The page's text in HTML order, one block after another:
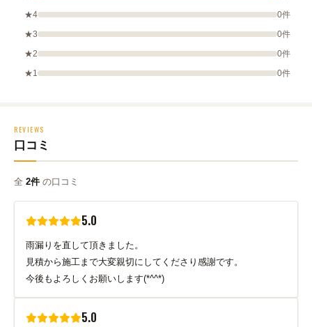
★4
0件
★3
0件
★2
0件
★1
0件
REVIEWS
口コミ
全 2件 の口コミ
5.0
雨漏りを直して頂きました。
見積から施工まで大変親切にしてくださり感謝です。
今後もよろしくお願いします(*^^*)
5.0